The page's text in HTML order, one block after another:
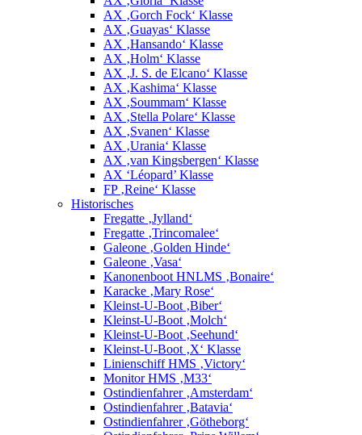
AX ‚Gorch Fock‘ Klasse
AX ‚Guayas‘ Klasse
AX ‚Hansando‘ Klasse
AX ‚Holm‘ Klasse
AX ‚J. S. de Elcano‘ Klasse
AX ‚Kashima‘ Klasse
AX ‚Soummam‘ Klasse
AX ‚Stella Polare‘ Klasse
AX ‚Svanen‘ Klasse
AX ‚Urania‘ Klasse
AX ‚van Kingsbergen‘ Klasse
AX ‘Léopard’ Klasse
FP ‚Reine‘ Klasse
Historisches
Fregatte ‚Jylland‘
Fregatte ‚Trincomalee‘
Galeone ‚Golden Hinde‘
Galeone ‚Vasa‘
Kanonenboot HNLMS ‚Bonaire‘
Karacke ‚Mary Rose‘
Kleinst-U-Boot ‚Biber‘
Kleinst-U-Boot ‚Molch‘
Kleinst-U-Boot ‚Seehund‘
Kleinst-U-Boot ‚X‘ Klasse
Linienschiff HMS ‚Victory‘
Monitor HMS ‚M33‘
Ostindienfahrer ‚Amsterdam‘
Ostindienfahrer ‚Batavia‘
Ostindienfahrer ‚Götheborg‘